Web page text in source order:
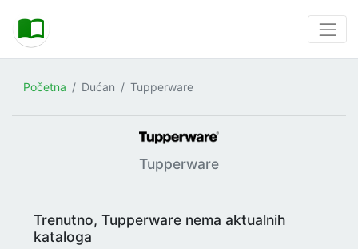
Početna Dućan Tupperware
Tupperware
Trenutno, Tupperware nema aktualnih
kataloga